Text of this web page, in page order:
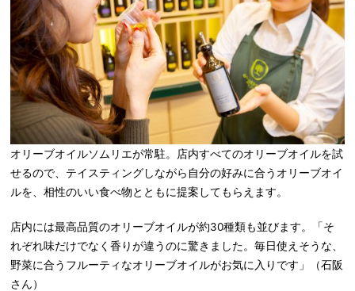
オリーブオイルソムリエが常駐。店内すべてのオリーブオイルを試
せるので、テイスティングしながら自分の好みに合うオリーブオイ
ルを、相性のいい食べ物とともに提案してもらえます。
店内には最高品質のオリーブオイルが約30種類も並びます。「そ
れぞれ味だけでなく香りが違うのに驚きました。毎日使えそうな、
野菜に合うフルーティなオリーブオイルがお気に入りです」（石阪
さん）